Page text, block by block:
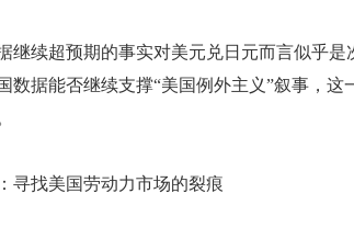
续超预期的事实对美元兑日元而言似乎是
数据能否继续支撑“美国例外主义”叙事，这
找美国劳动力市场的裂痕